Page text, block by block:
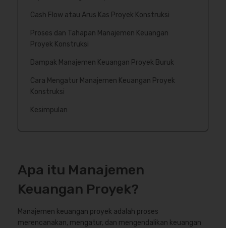
Cash Flow atau Arus Kas Proyek Konstruksi
Proses dan Tahapan Manajemen Keuangan
Proyek Konstruksi
Dampak Manajemen Keuangan Proyek Buruk
Cara Mengatur Manajemen Keuangan Proyek
Konstruksi
Kesimpulan
Apa itu Manajemen
Keuangan Proyek?
Manajemen keuangan proyek adalah proses
merencanakan, mengatur, dan mengendalikan keuangan